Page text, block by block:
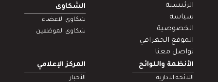
الرئيسية
سياسة
الخصوصية
الموقع الجغرافي
تواصل معنا
الشكاوى
شكاوى الاعضاء
شكاوى الموظفين
الأنظمة واللوائح
اللائحة الادارية
المركز الإعلامي
الأخبار